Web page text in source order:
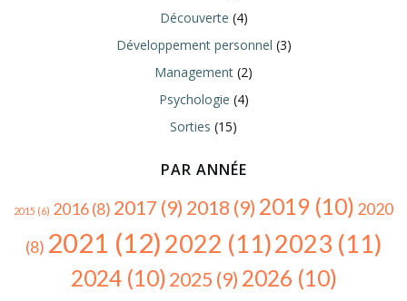
Découverte (4)
Développement personnel (3)
Management (2)
Psychologie (4)
Sorties (15)
PAR ANNÉE
2015 (6) 2016(8) 2017 (9) 2018 (9) 2019 (10) 2020
(8) 2021 (12)2022 (11)2023 (11)
2024(10)2025 (9) 2026 (10)